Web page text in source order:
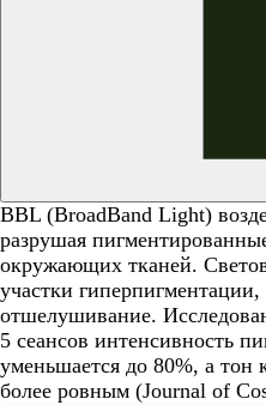
BBL (BroadBand Light)
разрушая
окружающих тканей.
участки гиперпигментации,
отшелушивание.
5 сеансов интенсивность
уменьшается до 80%, а тон
более ровным (Journal of